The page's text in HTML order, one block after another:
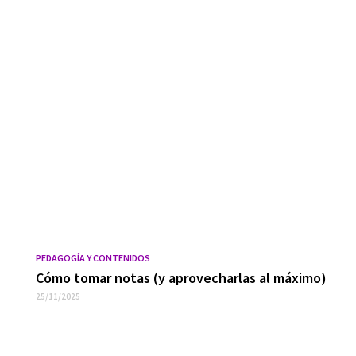
PEDAGOGÍA Y CONTENIDOS
Cómo tomar notas (y aprovecharlas al máximo)
25/11/2025